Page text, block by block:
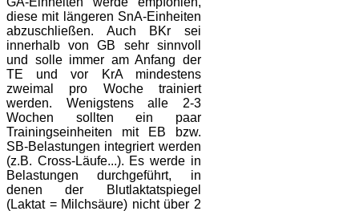
diese mit längeren SnA-Einheiten
abzuschließen. Auch BKr sei
innerhalb von GB sehr sinnvoll
und solle immer am Anfang der
TE und vor KrA mindestens
zweimal pro Woche trainiert
werden. Wenigstens alle 2-3
Wochen sollten ein paar
Trainingseinheiten mit EB bzw.
SB-Belastungen integriert werden
(z.B. Cross-Läufe...). Es werde in
Belastungen durchgeführt, in
denen der Blutlaktatspiegel
(Laktat = Milchsäure) nicht über 2